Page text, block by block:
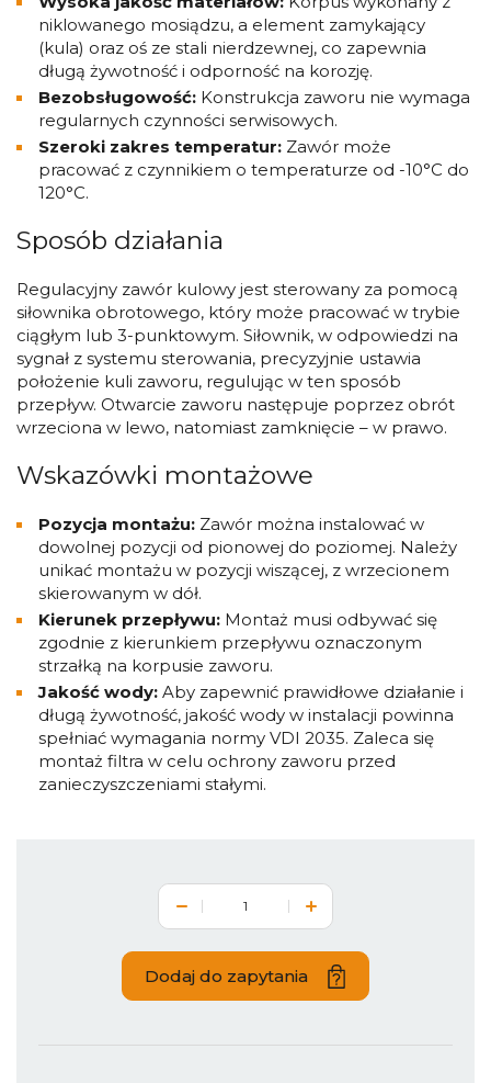
niklowanego mosiądzu, a element zamykający
(kula) oraz oś ze stali nierdzewnej, co zapewnia
długą żywotność i odporność na korozję.
Bezobsługowość: Konstrukcja zaworu nie wymaga
regularnych czynności serwisowych.
Szeroki zakres temperatur: Zawór może
pracować z czynnikiem o temperaturze od -10°C do
120°C.
Sposób działania
Regulacyjny zawór kulowy jest sterowany za pomocą
siłownika obrotowego, który może pracować w trybie
ciągłym lub 3-punktowym. Siłownik, w odpowiedzi na
sygnał z systemu sterowania, precyzyjnie ustawia
położenie kuli zaworu, regulując w ten sposób
przepływ. Otwarcie zaworu następuje poprzez obrót
wrzeciona w lewo, natomiast zamknięcie – w prawo.
Wskazówki montażowe
Pozycja montażu: Zawór można instalować w
dowolnej pozycji od pionowej do poziomej. Należy
unikać montażu w pozycji wiszącej, z wrzecionem
skierowanym w dół.
Kierunek przepływu: Montaż musi odbywać się
zgodnie z kierunkiem przepływu oznaczonym
strzałką na korpusie zaworu.
Jakość wody: Aby zapewnić prawidłowe działanie i
długą żywotność, jakość wody w instalacji powinna
spełniać wymagania normy VDI 2035. Zaleca się
montaż filtra w celu ochrony zaworu przed
zanieczyszczeniami stałymi.
Dodaj do zapytania